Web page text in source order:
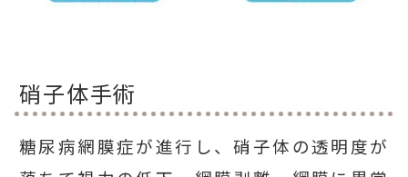
硝子体手術
糖尿病網膜症が進行し、硝子体の透明度が